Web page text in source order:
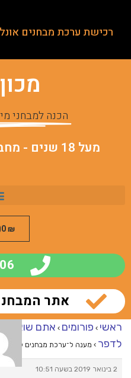
רכישת ערכת מבחנים
הכנה למבחני
מעל 18 שנים - מחברים אתכם להצלחה
0₪
אתר
ראשי › פורומים › אתם שואלים
לדפר › מענה ל־ערכת מבחנים לדפר
2 בינואר 2019 בשעה 10:51